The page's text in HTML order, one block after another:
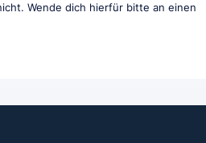
Wende dich hierfür bitte an einen